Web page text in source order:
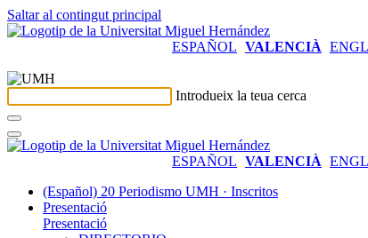
Saltar al contingut principal
ESPAÑOL VALENCIÀ
Introdueix la teua cerca
ESPAÑOL VALENCIÀ
(Español) 20 Periodismo UMH · Inscritos
Presentació
Presentació